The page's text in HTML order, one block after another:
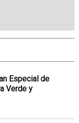
Especial de
Verde y